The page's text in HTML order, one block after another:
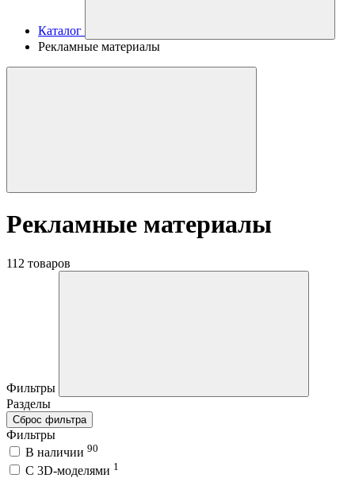
Каталог
Рекламные материалы
Рекламные материалы
112 товаров
Фильтры
Разделы
Сброс фильтра
Фильтры
В наличии 90
C 3D-моделями 1